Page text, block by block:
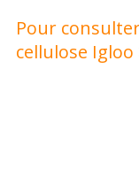
Pour
cellulose Igloo